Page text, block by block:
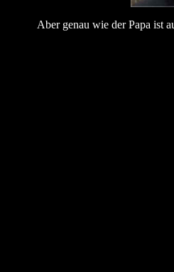
Aber genau wie der Papa ist